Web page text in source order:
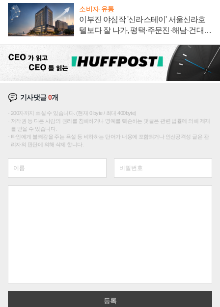
소비자·유통
이부진 야심작 '신라스테이' 서울신라호
텔보다 잘 나가, 평택·주문진·해남·건대로
기사댓글0개
200자까지 쓰실 수 있습니다. (현재 0 byte / 최대 400byte)
저작권 등 다른 사람의 권리를 침해하거나 명예를 훼손하는 댓글은 관련 법률에 의해 제재
를 받을 수 있습니다.
타인에게 불쾌감을 주는 욕설 등 비하하는 단어가 내용에 포함되거나 인신공격성 글은 관
리자의 판단에 의해 삭제 합니다.